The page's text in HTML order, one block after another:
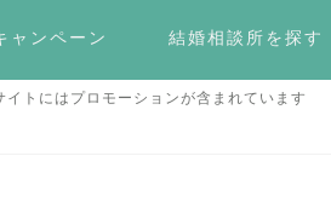
ャンペーン 結婚相談所を探す
イトにはプロモーションが含まれています